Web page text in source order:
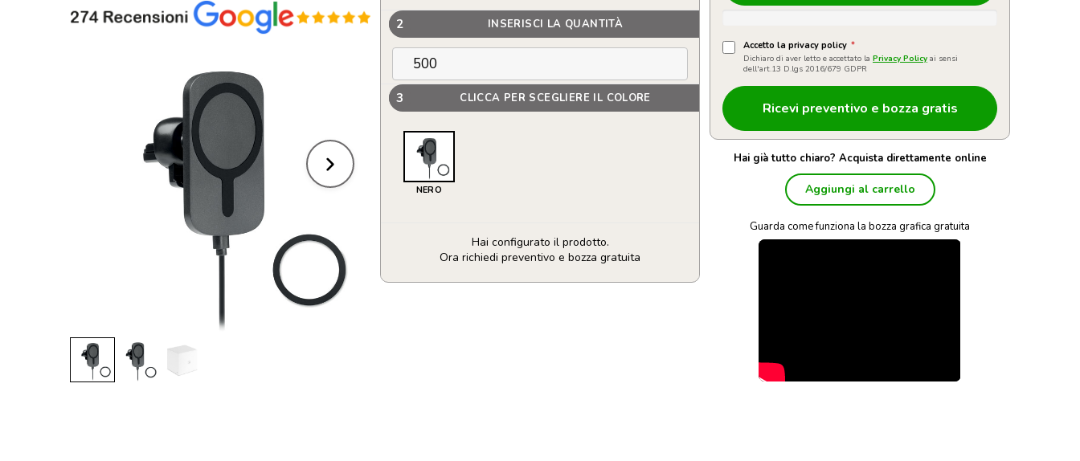
2 INSERISCI LA QUANTITÀ
3 CLICCA PER SCEGLIERE IL COLORE
NERO
Hai configurato il prodotto.
Ora richiedi preventivo e bozza gratuita
Caricatore
Accetto la privacy policy *
Dichiaro di aver letto e accettato la Privacy Policy ai sensi
dell'art.13 D.lgs 2016/679 GDPR
Hai già tutto chiaro? Acquista direttamente online
Aggiungi al carrello
Guarda come funziona la bozza grafica gratuita